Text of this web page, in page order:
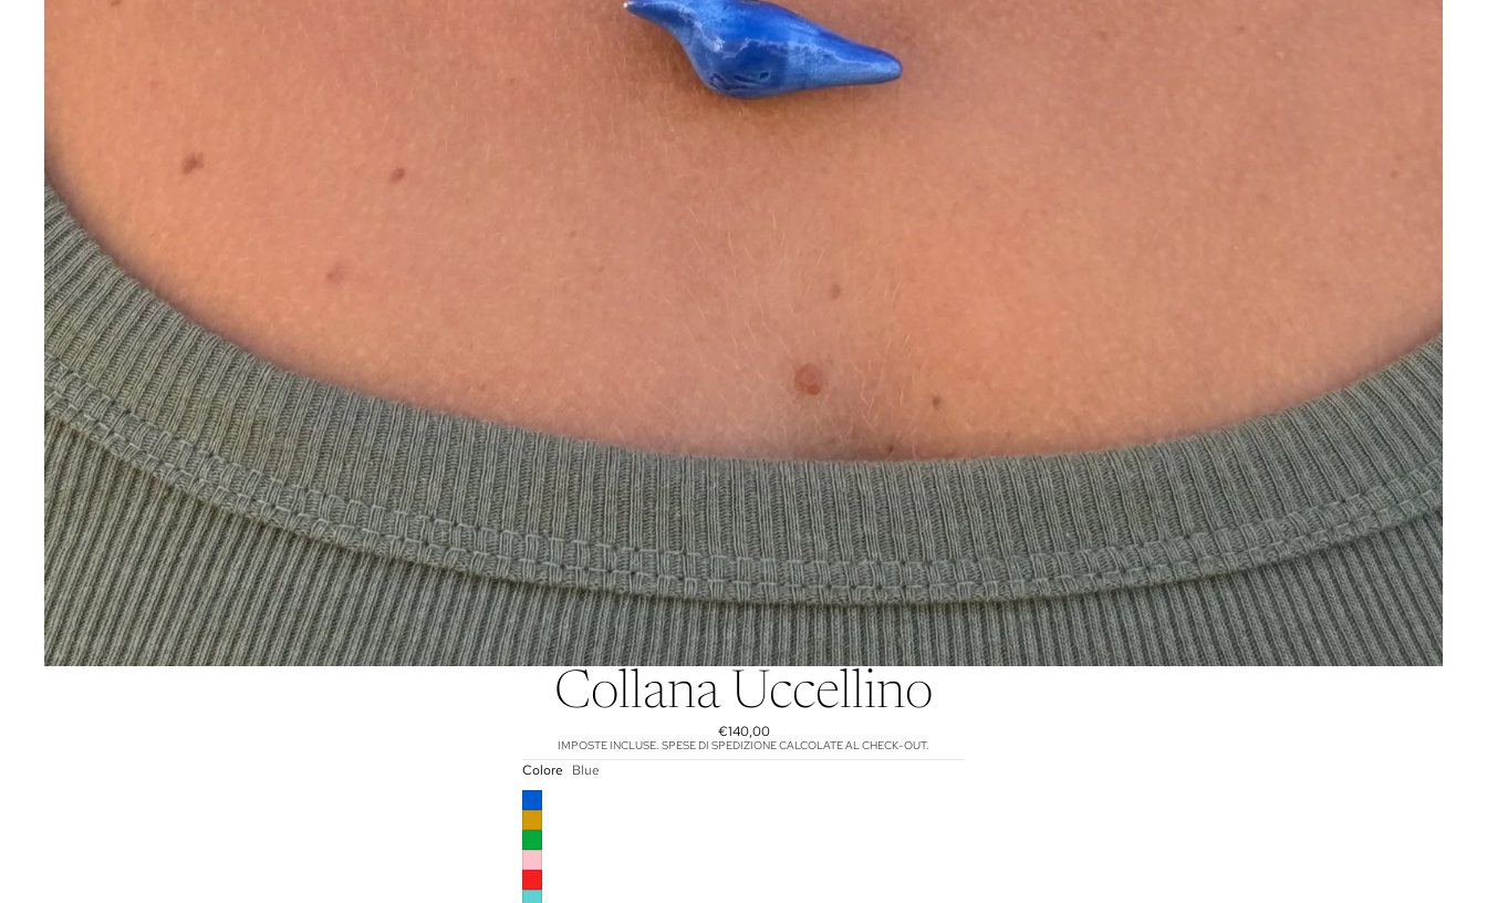
Collana Uccellino
€140,00
IMPOSTE INCLUSE. SPESE DI SPEDIZIONE CALCOLATE AL CHECK-OUT.
Colore Blue